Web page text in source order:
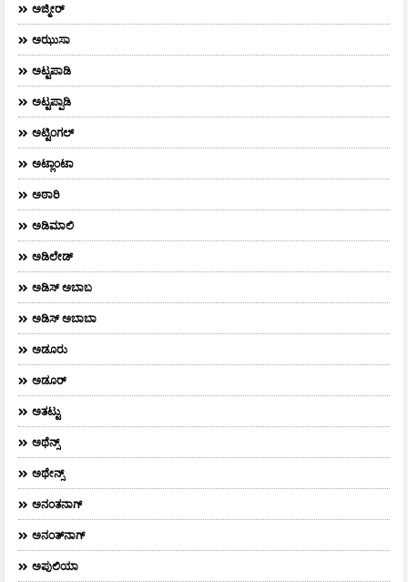
ಅಜ್ಮೀರ್
ಅಝುಸಾ
ಅಟ್ಟಪಾಡಿ
ಅಟ್ಟಪ್ಪಾಡಿ
ಅಟ್ಟಿಂಗಲ್
ಅಟ್ಲಾಂಟಾ
ಅಠಾರಿ
ಅಡಿಮಾಲಿ
ಅಡಿಲೇಡ್
ಅಡಿಸ್ ಅಬಾಬ
ಅಡಿಸ್ ಅಬಾಬಾ
ಅಡೂರು
ಅಡೂರ್
ಅತಟ್ಟು
ಅಥೆನ್ಸ್
ಅಥೇನ್ಸ್‌
ಅನಂತನಾಗ್
ಅನಂತ್‌ನಾಗ್‌
ಅಪುಲಿಯಾ